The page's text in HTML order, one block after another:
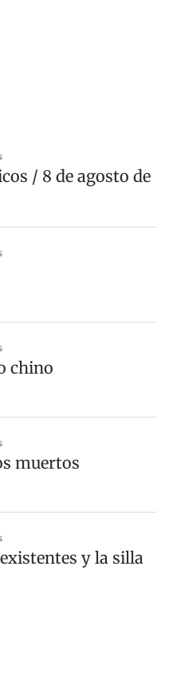
/ 8 de agosto de
chino
muertos
y la silla